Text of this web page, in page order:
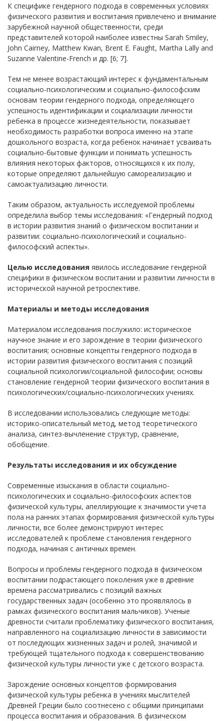
К специфике гендерного подхода в современных условиях
физического развития и воспитания привлечено и внимание
зарубежной научной общественности, среди
представителей которой наиболее известны Sarah Smiley,
John Cairney, Matthew Kwan, Brent E. Faught, Martha Lally and
Suzanne Valentine-French и др. [6; 7].
Тем не менее возрастающий интерес к фундаментальным
социально-психологическим и социально-философским
основам теории гендерного подхода, определяющего
успешность идентификации и социализации личности
ребенка в процессе жизнедеятельности, показывает
необходимость разработки вопроса именно на этапе
дошкольного возраста, когда ребенок начинает усваивать
социально-бытовые функции и понимать успешность
влияния некоторых факторов, относящихся к их полу,
которые определяют дальнейшую самореализацию и
самоактуализацию личности.
Таким образом, актуальность исследуемой проблемы
определила выбор темы исследования: «Гендерный подход
в истории развития знаний о физическом воспитании и
развитии: социально-психологический и социально-
философский аспекты».
Целью исследования явилось исследование гендерной
специфики в физическом воспитании и развитии личности в
исторической научной ретроспективе.
Материалы и методы исследования
Материалом исследования послужило: историческое
научное знание и его зарождение в теории физического
воспитания; основные концепты гендерного подхода в
истории развития физического воспитания с позиций
социальной психологии/социальной философии; основы
становление гендерной теории физического воспитания в
психологических/социально-психологических учениях.
В исследовании использовались следующие методы:
историко-описательный метод, метод теоретического
анализа, синтез-вычленение структур, сравнение,
обобщение.
Результаты исследования и их обсуждение
Современные изыскания в области социально-
психологических и социально-философских аспектов
физической культуры, апеллирующие к значимости учета
пола на ранних этапах формирования физической культуры
личности, все более демонстрируют интерес
исследователей к проблеме становления гендерного
подхода, начиная с античных времен.
Вопросы и проблемы гендерного подхода в физическом
воспитании подрастающего поколения уже в древние
времена рассматривались с позиций важных
государственных задач (особенно это проявлялось в
рамках физического воспитания мальчиков). Ученые
древности считали проблематику физического воспитания,
направленного на социализацию личности в зависимости
от последующих жизненных задач и ролей, значимой и
требующей тщательного подхода к совершенствованию
физической культуры личности уже с детского возраста.
Зарождение основных концептов формирования
физической культуры ребенка в учениях мыслителей
Древней Греции было соотнесено с общими принципами
процесса воспитания и образования. В физическом